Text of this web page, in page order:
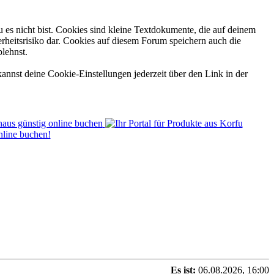
nicht bist. Cookies sind kleine Textdokumente, die auf deinem
dar. Cookies auf diesem Forum speichern auch die
deine Cookie-Einstellungen jederzeit über den Link in der
Es ist: 06.08.2026, 16:00